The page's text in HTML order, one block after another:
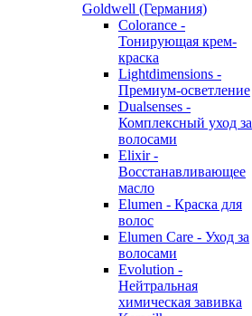
Goldwell (Германия)
Colorance -
Тонирующая крем-
краска
Lightdimensions -
Премиум-осветление
Dualsenses -
Комплексный уход за
волосами
Elixir -
Восстанавливающее
масло
Elumen - Краска для
волос
Elumen Care - Уход за
волосами
Evolution -
Нейтральная
химическая завивка